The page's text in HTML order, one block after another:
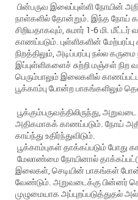
பின்பருவ இலைப்புள்ளி நோயின்
நாள்களில் தோன்றும். இந்த நோய்
சிறியதாகவும், சுமார் 1-6 மி.
காணப்படும். புள்ளிகளின்
நிறத்திலும், அடிப்பரப்பு நல்ல
இப்புள்ளிகளைச் சுற்றி மஞ்சள் நிற
பெரும்பாலும் இலைகளில்
பூக்காம்பு போன்ற பாகங்களிலும்
பூக்கும்பருவத்திலிருந்து,
அதிகமாகக் காணப்படும். நோய்
காய்ந்து உதிர்ந்துவிடும்.
பூக்காம்புகள் தாக்கப்படும் போது
மேலாண்மை நோயினால் தாக்கப்பட்டு
இலைகள், செடியின் பாகங்கள்
வேண்டும். அறுவடைக்கு பின்னர்
முழுமையாக அப்புறப்படுத்துதல்